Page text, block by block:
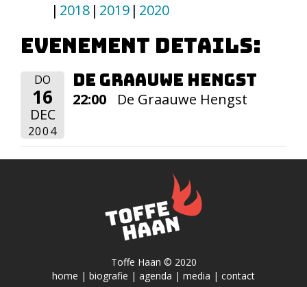
2018 2019 2020
Evenement details:
DO
16
DEC
2004
De Graauwe Hengst
22:00 De Graauwe Hengst
Toffe Haan © 2020
home | biografie | agenda | media | contact